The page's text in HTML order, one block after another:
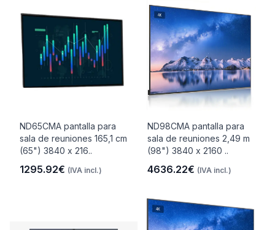
ND65CMA pantalla para
sala de reuniones 165,1 cm
(65") 3840 x 216..
1295.92€ (IVA incl.)
ND98CMA pantalla para
sala de reuniones 2,49 m
(98") 3840 x 2160 ..
4636.22€ (IVA incl.)